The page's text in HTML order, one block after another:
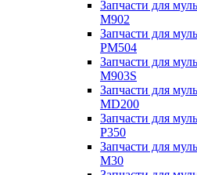
Запчасти для
M902
Запчасти для
PM504
Запчасти для
M903S
Запчасти для
MD200
Запчасти для
P350
Запчасти для
M30